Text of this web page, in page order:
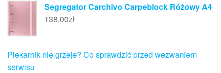
Segregator Carchivo Carpeblock Różowy A4
138,00zł
Piekarnik nie grzeje? Co sprawdzić przed wezwaniem
serwisu